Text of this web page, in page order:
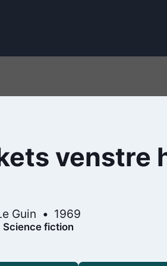
venstre
Guin 1969
Science fiction